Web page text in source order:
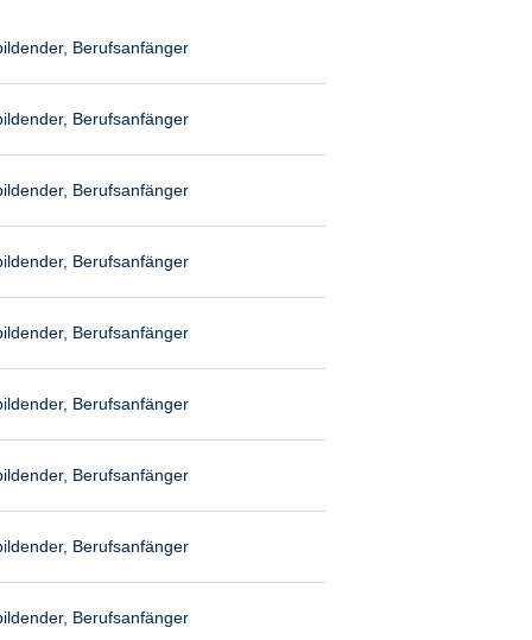
Berufsanfänger
Berufsanfänger
Berufsanfänger
Berufsanfänger
Berufsanfänger
Berufsanfänger
Berufsanfänger
Berufsanfänger
Berufsanfänger